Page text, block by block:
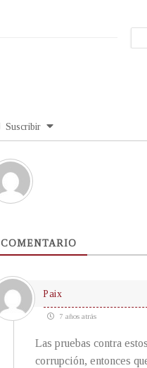
Suscribir
COMENTARIO
Paix
7 años atrás
Las pruebas contra
corrupción, entonces